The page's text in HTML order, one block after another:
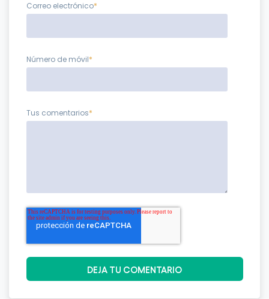
Correo electrónico*
Número de móvil*
Tus comentarios*